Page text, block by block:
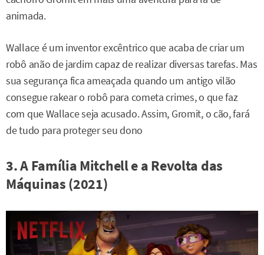
animada.
Wallace é um inventor excêntrico que acaba de criar um
robô anão de jardim capaz de realizar diversas tarefas. Mas
sua segurança fica ameaçada quando um antigo vilão
consegue rakear o robô para cometa crimes, o que faz
com que Wallace seja acusado. Assim, Gromit, o cão, fará
de tudo para proteger seu dono
3. A Família Mitchell e a Revolta das
Máquinas (2021)